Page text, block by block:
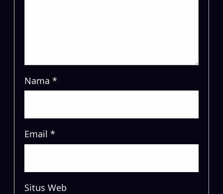
Nama *
Email *
Situs Web